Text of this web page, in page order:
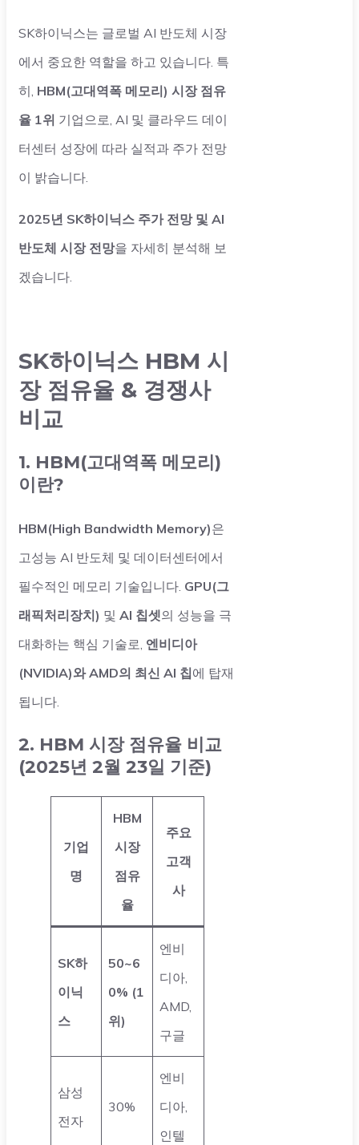
SK하이닉스는 글로벌 AI 반도체 시장
에서 중요한 역할을 하고 있습니다. 특
히, HBM(고대역폭 메모리) 시장 점유
율 1위 기업으로, AI 및 클라우드 데이
터센터 성장에 따라 실적과 주가 전망
이 밝습니다.
2025년 SK하이닉스 주가 전망 및 AI
반도체 시장 전망을 자세히 분석해 보
겠습니다.
SK하이닉스 HBM 시
장 점유율 & 경쟁사
비교
1. HBM(고대역폭 메모리)
이란?
HBM(High Bandwidth Memory)은
고성능 AI 반도체 및 데이터센터에서
필수적인 메모리 기술입니다. GPU(그
래픽처리장치) 및 AI 칩셋의 성능을 극
대화하는 핵심 기술로, 엔비디아
(NVIDIA)와 AMD의 최신 AI 칩에 탑재
됩니다.
2. HBM 시장 점유율 비교
(2025년 2월 23일 기준)
기업
명
HBM
시장
점유
율
주요
고객
사
SK하
이닉
스
50~6
0% (1
위)
엔비
디아,
AMD,
구글
삼성
전자
30%
엔비
디아,
인텔